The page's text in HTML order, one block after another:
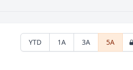
YTD 1A 3A 5A